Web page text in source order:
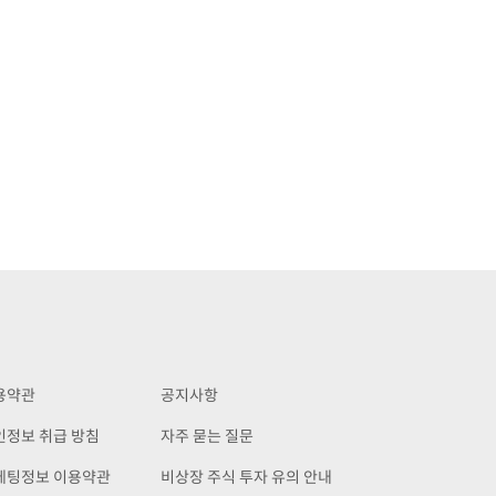
약관
정보 취급 방침
팅정보 이용약관
공지사항
자주 묻는 질문
비상장 주식 투자 유의 안내